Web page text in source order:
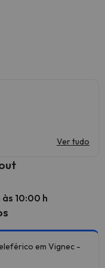
Ver tudo
10:00 h
em Vignec -